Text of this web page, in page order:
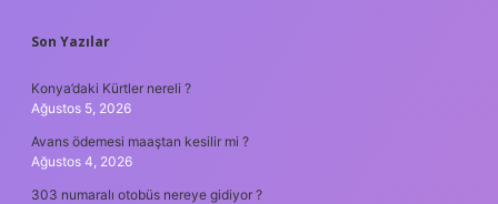
SIDEBAR
Son Yazılar
Konya’daki Kürtler nereli ?
Ağustos 5, 2026
Avans ödemesi maaştan kesilir mi ?
Ağustos 4, 2026
303 numaralı otobüs nereye gidiyor ?